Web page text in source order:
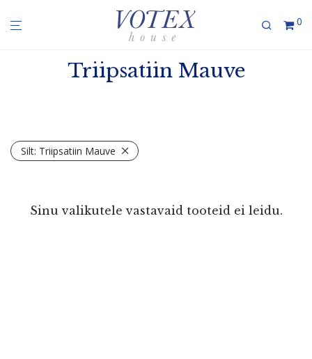
0
Triipsatiin Mauve
Silt: Triipsatiin Mauve
Sinu valikutele vastavaid tooteid ei leidu.